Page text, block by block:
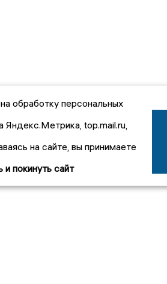
обработку персональных
Яндекс.Метрика, top.mail.ru,
на сайте, вы принимаете
и покинуть сайт